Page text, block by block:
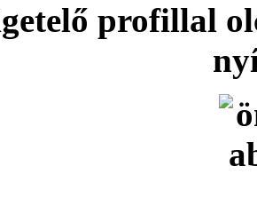
profillal